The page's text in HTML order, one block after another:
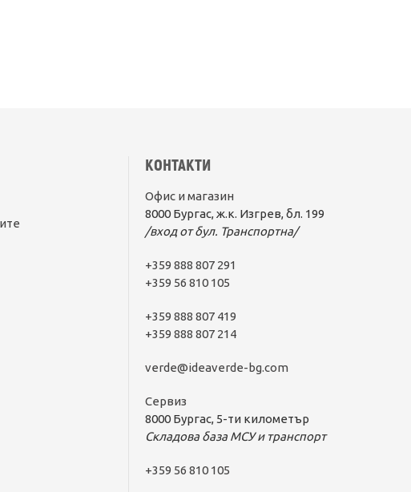
КОНТАКТИ
Офис и магазин
8000 Бургас, ж.к. Изгрев, бл. 199
/вход от бул. Транспортна/
+359 888 807 291
+359 56 810 105
+359 888 807 419
+359 888 807 214
verde@ideaverde-bg.com
Сервиз
8000 Бургас, 5-ти километър
Складова база МСУ и транспорт
+359 56 810 105